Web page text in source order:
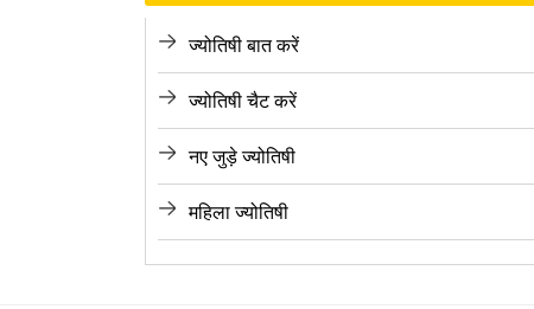
ज्योतिषी बात करें
ज्योतिषी चैट करें
नए जुड़े ज्योतिषी
महिला ज्योतिषी